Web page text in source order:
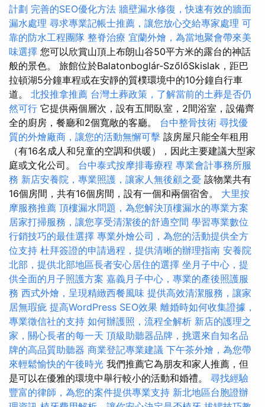
計劃 完善的SEO優化方法 牆壁漏水修復，快速有效的牆面
漏水處理 尋求專業記帳士推薦，讓您放心交給專家處理 可
靠的防水工程團隊 整脊治療 宜蘭外燴，為當地聚會帶來美
味選擇 您可以欣賞山頂上布朗山谷50平方米的露台的神話
般的景色。 旅館位於Balatonboglár-SzőlőSkislak，距巴
拉頓湖5分鐘車程或在安靜的質樸環境中的10分鐘自行車
道。 北投推拿推薦 台灣土葬政策，了解當前的土葬是否仍
然可行 它提供兩個層次，設有五間臥室，2間浴室，設備齊
全的廚房，餐廳和2個寬敞的客廳。 台中整骨技術 尋找優
質的外燴廠商，讓您的活動無懈可擊 該房屋只能全年租用
（有16名成人和兒童的空調和供暖），因此主要建議大型家
庭或文化公司。 台中泰式按摩排毒療程 專業會計事務所服
務 新店安養院，專業照護，讓家人無後顧之憂 該物業共有
16個房間，共有16個房間，設有一個和兩個宿舍。 大里按
摩服務推薦 頂樓漏水問題，為您解決頂樓漏水的專業方案
居家打掃服務，讓您享受清潔後的舒適空間 學習專業數位
行銷技巧的最佳選擇 專業外燴公司，為您的活動提供全方
位支持 杜拜簽證的申請過程，提供清晰的辦理指南 安養院
北部，提供北部地區長者安心居住的選擇 坐月子中心，提
供全面的月子照護方案 嘉義月子中心，專業的產後照護服
務 西式外燴，呈現精緻西餐風味 提供高效清潔服務，讓家
居無瑕疵 提高WordPress SEO效果 離婚時如何收集證據，
專業徵信社的支持 如何辦護照，流程全解析 新店的護理之
家，關心長者的每一天 頂級助聽器品牌，挑選來自知名品
牌的高品質助聽器 商業登記專業建議 下午茶外燴，為您帶
來輕鬆愉快的午後時光 我們推薦它為朋友和家人推薦，但
是可以在優雅的環境中舉行較小的活動和婚禮。 尋找經驗
豐富的律師，為您的案件提供專業支持 新北地區台胞證辦